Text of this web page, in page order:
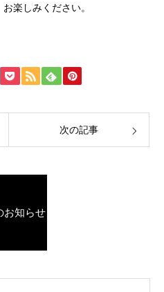
楽しみください。
次の記事
お知らせ